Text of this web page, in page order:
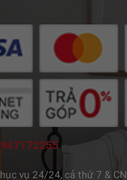
vụ 24/24, cả thứ 7 & CN